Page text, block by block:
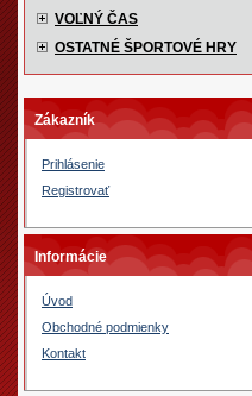
VOĽNÝ ČAS
OSTATNÉ ŠPORTOVÉ HRY
Zákazník
Prihlásenie
Registrovať
Informácie
Úvod
Obchodné podmienky
Kontakt